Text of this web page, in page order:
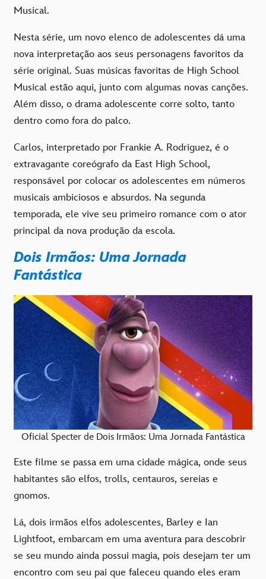
Musical.
Nesta série, um novo elenco de adolescentes dá uma
nova interpretação aos seus personagens favoritos da
série original. Suas músicas favoritas de High School
Musical estão aqui, junto com algumas novas canções.
Além disso, o drama adolescente corre solto, tanto
dentro como fora do palco.
Carlos, interpretado por Frankie A. Rodriguez, é o
extravagante coreógrafo da East High School,
responsável por colocar os adolescentes em números
musicais ambiciosos e absurdos. Na segunda
temporada, ele vive seu primeiro romance com o ator
principal da nova produção da escola.
Dois Irmãos: Uma Jornada
Fantástica
Oficial Specter de Dois Irmãos: Uma Jornada Fantástica
Este filme se passa em uma cidade mágica, onde seus
habitantes são elfos, trolls, centauros, sereias e
gnomos.
Lá, dois irmãos elfos adolescentes, Barley e Ian
Lightfoot, embarcam em uma aventura para descobrir
se seu mundo ainda possui magia, pois desejam ter um
encontro com seu pai que faleceu quando eles eram